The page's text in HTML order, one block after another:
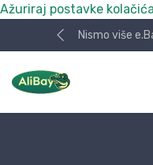
Ažuriraj postavke kolačića
Nismo više